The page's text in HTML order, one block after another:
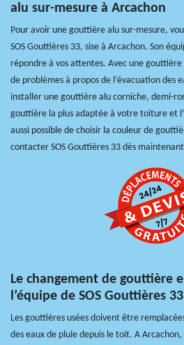
alu sur-mesure à Arcachon
Pour avoir une gouttière alu sur-mesure,
SOS Gouttières 33, sise à Arcachon. Son
répondre à vos attentes. Avec une gouttière
de problèmes à propos de l’évacuation des
installer une gouttière alu corniche, demi-
gouttière la plus adaptée à votre toiture et
aussi possible de choisir la couleur de
contacter SOS Gouttières 33 dès
Le changement de gouttière
l’équipe de SOS Gouttières 33
Les gouttières usées doivent être
des eaux de pluie depuis le toit. A Arcachon,